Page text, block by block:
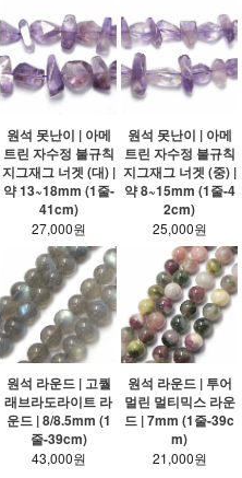
원석 못난이 | 아메
트린 자수정 불규칙
지그재그 너겟 (대) |
약 13~18mm (1줄-
41cm)
27,000원
원석 못난이 | 아메
트린 자수정 불규칙
지그재그 너겟 (중) |
약 8~15mm (1줄-4
2cm)
25,000원
원석 라운드 | 고퀄
래브라도라이트 라
운드 | 8/8.5mm (1
줄-39cm)
43,000원
원석 라운드 | 투어
멀린 멀티믹스 라운
드 | 7mm (1줄-39c
m)
21,000원